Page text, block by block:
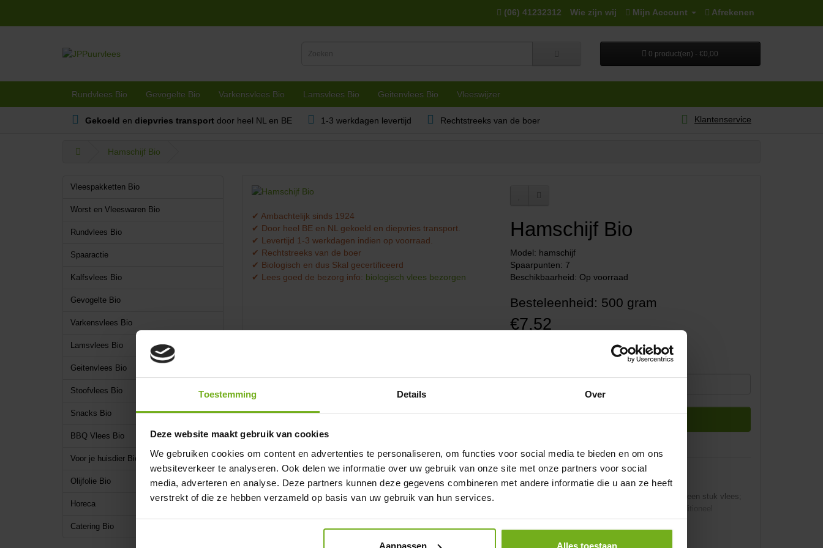
Toestemming Details Over
Deze website maakt gebruik van cookies
We gebruiken cookies om content en advertenties te personaliseren, om functies voor social media te bieden en om ons
websiteverkeer te analyseren. Ook delen we informatie over uw gebruik van onze site met onze partners voor social
media, adverteren en analyse. Deze partners kunnen deze gegevens combineren met andere informatie die u aan ze heeft
verstrekt of die ze hebben verzameld op basis van uw gebruik van hun services.
(06) 41232312 Wie zijn wij Mijn Account Afrekenen
0 product(en) - €0,00
Rundvlees Bio Gevogelte Bio Varkensvlees Bio Lamsvlees Bio Geitenvlees Bio Vleeswijzer
Gekoeld en diepvries transport door heel NL en BE 1-3 werkdagen levertijd Rechtstreeks van de boer Klantenservice
Hamschijf Bio
Vleespakketten Bio
Worst en Vleeswaren Bio
Rundvlees Bio
Spaaractie
Kalfsvlees Bio
Gevogelte Bio
Varkensvlees Bio
Lamsvlees Bio
Geitenvlees Bio
Stoofvlees Bio
Snacks Bio
BBQ Vlees Bio
Voor je huisdier Bio
Olijfolie Bio
Horeca
Catering Bio
✔ Ambachtelijk sinds 1924
✔ Door heel BE en NL gekoeld en diepvries transport.
✔ Levertijd 1-3 werkdagen indien op voorraad.
✔ Rechtstreeks van de boer
✔ Biologisch en dus Skal gecertificeerd
✔ Lees goed de bezorg info: biologisch vlees bezorgen
Hamschijf Bio
Model: hamschijf
Spaarpunten: 7
Beschikbaarheid: Op voorraad
Besteleenheid: 500 gram
€7,52
Ontdek de authentieke smaak van biologische hamschijf
Welkom bij de culinaire ervaring waar ambacht en duurzaamheid samenkomen. Onze
is meer dan een stuk vlees;
vleesproduct dat uw huisgerechten transformeert in een feestmaal.